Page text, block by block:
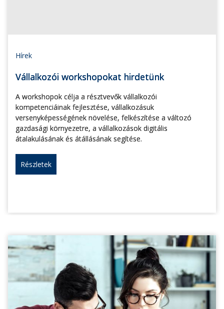
Hírek
Vállalkozói workshopokat hirdetünk
A workshopok célja a résztvevők vállalkozói
kompetenciáinak fejlesztése, vállalkozásuk
versenyképességének növelése, felkészítése a változó
gazdasági környezetre, a vállalkozások digitális
átalakulásának és átállásának segítése.
Részletek